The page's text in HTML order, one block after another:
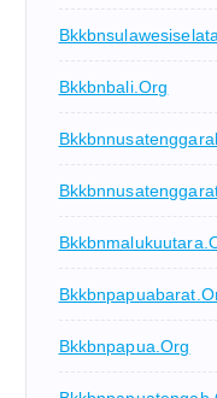
Bkkbnbali.org
Bkkbnpapua.org